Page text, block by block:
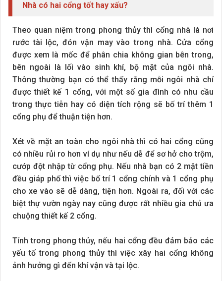
Nhà có hai cổng tốt hay xấu?
Theo quan niệm trong phong thủy thì cổng nhà là nơi
rước tài lộc, đón vận may vào trong nhà. Cửa cổng
được xem là mốc để phân chia không gian bên trong,
bên ngoài là lối vào sinh khí, bộ mặt của ngôi nhà.
Thông thường bạn có thể thấy rằng mỗi ngôi nhà chỉ
được thiết kế 1 cổng, với một số gia đình có nhu cầu
trong thực tiễn hay có diện tích rộng sẽ bố trí thêm 1
cổng phụ để thuận tiện hơn.
Xét về mặt an toàn cho ngôi nhà thì có hai cổng cũng
có nhiều rủi ro hơn ví dụ như nếu dễ để sơ hở cho trộm,
cướp đột nhập từ cổng phụ. Nếu nhà bạn có 2 mặt tiền
đều giáp phố thì việc bố trí 1 cổng chính và 1 cổng phụ
cho xe vào sẽ dễ dàng, tiện hơn. Ngoài ra, đối với các
biệt thự vườn ngày nay cũng được rất nhiều gia chủ ưa
chuộng thiết kế 2 cổng.
Tính trong phong thủy, nếu hai cổng đều đảm bảo các
yếu tố trong phong thủy thì việc xây hai cổng không
ảnh hưởng gì đến khí vận và tại lộc.